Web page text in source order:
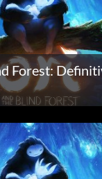
Forest: